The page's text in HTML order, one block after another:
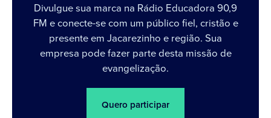
Divulgue sua marca na Rádio Educadora 90,9
FM e conecte-se com um público fiel, cristão e
presente em Jacarezinho e região. Sua
empresa pode fazer parte desta missão de
evangelização.
Quero participar